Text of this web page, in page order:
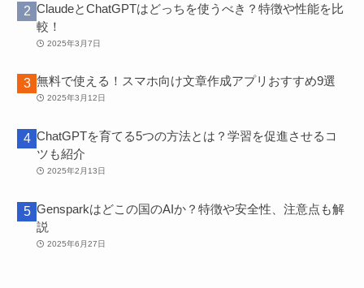
ClaudeとChatGPTはどっちを使うべき？特徴や性能を比
較！
2025年3月7日
無料で使える！スマホ向け文章作成アプリおすすめ9選
2025年3月12日
ChatGPTを育てる5つの方法とは？学習を促進させるコ
ツも紹介
2025年2月13日
Gensparkはどこの国のAIか？特徴や安全性、注意点も解
説
2025年6月27日